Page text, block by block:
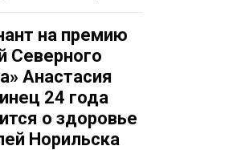
на премию
Северного
Анастасия
24 года
о здоровье
Норильска